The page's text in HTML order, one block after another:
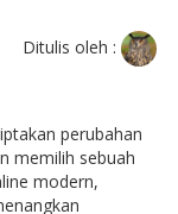
Ditulis oleh :
perubahan
memilih sebuah
modern,